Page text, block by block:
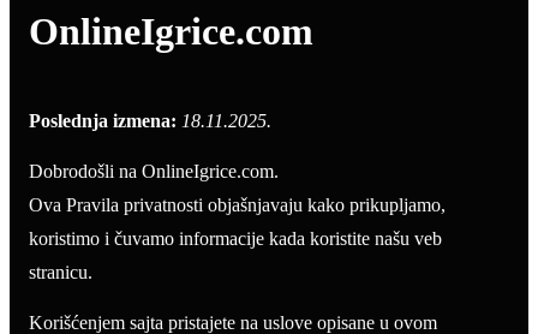
OnlineIgrice.com
Poslednja izmena: 18.11.2025.
Dobrodošli na OnlineIgrice.com.
Ova Pravila privatnosti objašnjavaju kako prikupljamo,
koristimo i čuvamo informacije kada koristite našu veb
stranicu.
Korišćenjem sajta pristajete na uslove opisane u ovom